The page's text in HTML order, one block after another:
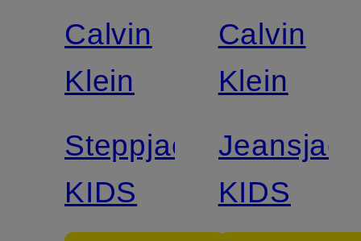
Calvin
Klein
Steppjacke
KIDS
Calvin
Klein
KIDS